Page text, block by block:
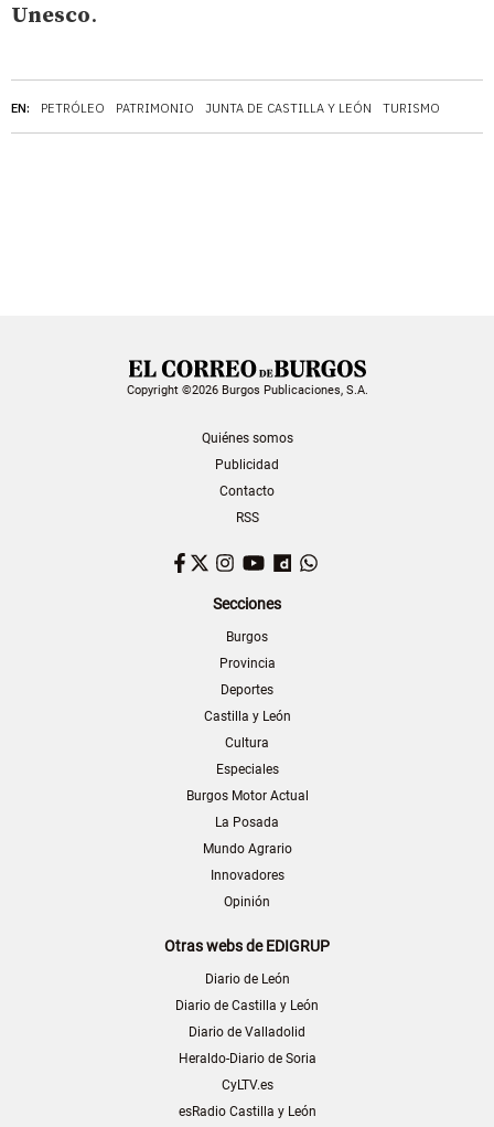
EN: PETRÓLEO PATRIMONIO JUNTA DE CASTILLA Y LEÓN TURISMO
Unesco.
Copyright ©2026 Burgos Publicaciones, S.A.
Quiénes somos
Publicidad
Contacto
RSS
Facebook
TwitterInstagram
YouTubeDailymotion
Secciones
Burgos
Provincia
Deportes
Castilla y León
Cultura
Especiales
Burgos Motor Actual
La Posada
Mundo Agrario
Innovadores
Opinión
Otras webs de EDIGRUP
Diario de León
Diario de Castilla y León
Diario de Valladolid
Heraldo-Diario de Soria
CyLTV.es
esRadio Castilla y León